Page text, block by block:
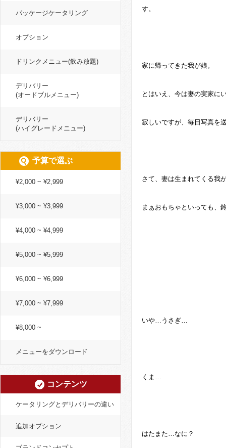
す。
家に帰ってきた我が娘。
とはいえ、今は妻の実家に
寂しいですが、毎日写真を
さて、妻は生まれてくる我
まぁおもちゃといっても、
いや…うさぎ…
くま…
はたまた…なに？
パッケージケータリング
オプション
ドリンクメニュー(飲み放題)
デリバリー
(オードブルメニュー)
デリバリー
(ハイグレードメニュー)
予算で選ぶ
¥2,000 ~ ¥2,999
¥3,000 ~ ¥3,999
¥4,000 ~ ¥4,999
¥5,000 ~ ¥5,999
¥6,000 ~ ¥6,999
¥7,000 ~ ¥7,999
¥8,000 ~
メニューをダウンロード
コンテンツ
ケータリングとデリバリーの違い
追加オプション